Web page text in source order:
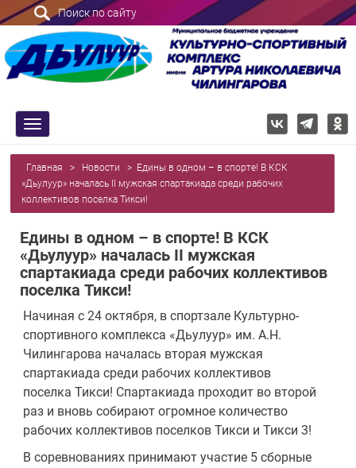
Поиск по сайту
trk
Главная > Новости > Едины в одном – в спорте! В КСК
«Дьулуур» началась II мужская спартакиада среди рабочих
коллективов поселка Тикси!
Едины в одном – в спорте! В КСК
«Дьулуур» началась II мужская
спартакиада среди рабочих коллективов
поселка Тикси!
Начиная с 24 октября, в спортзале Культурно-
спортивного комплекса «Дьулуур» им. А.Н.
Чилингарова началась вторая мужская
спартакиада среди рабочих коллективов
поселка Тикси! Спартакиада проходит во второй
раз и вновь собирают огромное количество
рабочих коллективов поселков Тикси и Тикси 3!
В соревнованиях принимают участие 5 сборные